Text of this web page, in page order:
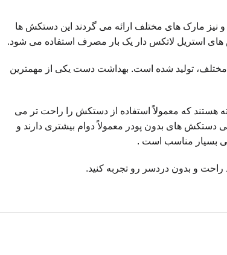
نیز مارک های مختلف ارائه می گردند این دستکش ها
های استریل لاتکس دار یک بار مصرف استفاده می شود.
مختلف، تولید شده است. بهداشت دست یکی از مهمترین
هستند که معمولاً استفاده از دستکش را راحت تر می
های بدون پودر معمولاً دوام بیشتری دارند و
بسیار مناسب است .
راحت و بدون دردسر رو تجربه کنید.